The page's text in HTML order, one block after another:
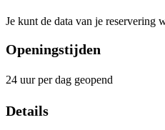
Je kunt de data van je reservering
Openingstijden
24 uur per dag geopend
Details